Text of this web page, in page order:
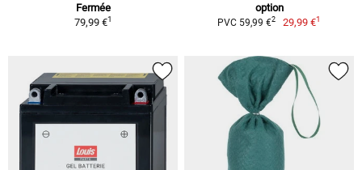
Fermée
79,99 €1
option
PVC 59,99 €2 29,99 €1